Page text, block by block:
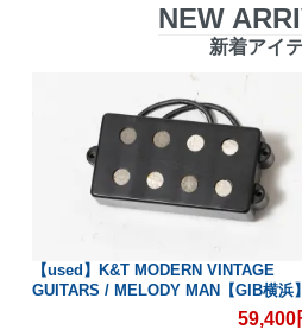
NEW
新着アイ
【used】K&T MODERN VINTAGE
GUITARS / MELODY MAN【GIB横浜】
59,400